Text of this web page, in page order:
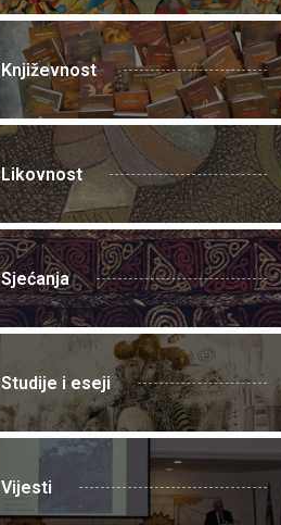
Književnost
Likovnost
Sjećanja
Studije i eseji
Vijesti